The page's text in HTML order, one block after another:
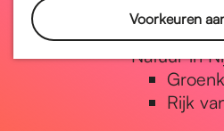
Voorkeuren
Natuur in
Rijk